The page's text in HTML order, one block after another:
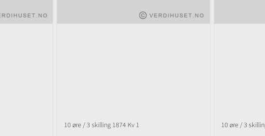
10 øre / 3 skilling 1874 Kv 1 10 øre / 3